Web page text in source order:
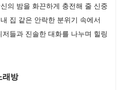
의 밤을 화끈하게 충전해 줄 신중
집 같은 안락한 분위기 속에서
들과 진솔한 대화를 나누며 힐링
래방